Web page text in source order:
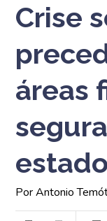
Crise
áreas
Por Antonio